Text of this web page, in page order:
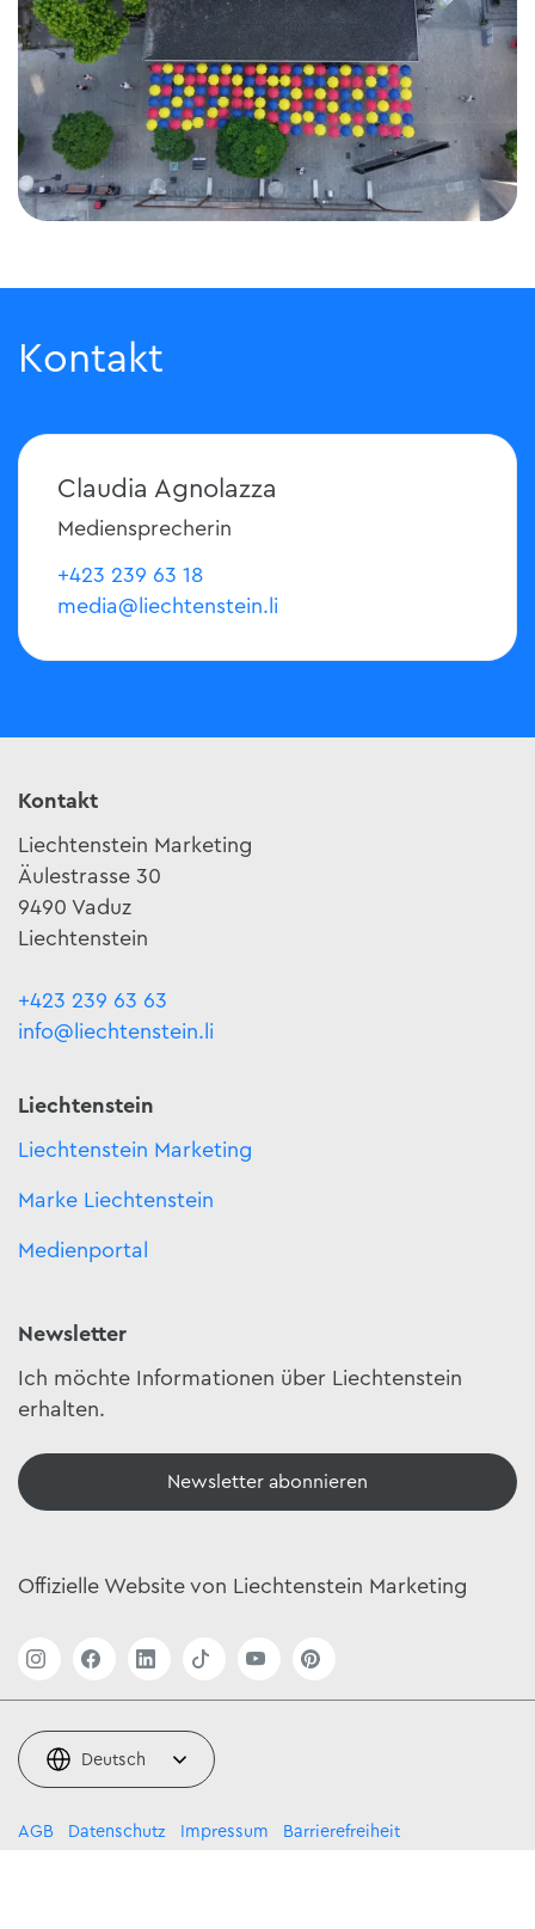
Kontakt
Mediensprecherin
Claudia Agnolazza
+423 239 63 18
media@liechtenstein.li
Kontakt
Liechtenstein Marketing
Äulestrasse 30
9490 Vaduz
Liechtenstein
+423 239 63 63
info@liechtenstein.li
Liechtenstein
Liechtenstein Marketing
Marke Liechtenstein
Medienportal
Newsletter
Ich möchte Informationen über Liechtenstein
erhalten.
Newsletter abonnieren
Offizielle Website von Liechtenstein Marketing
AGB Datenschutz Impressum Barrierefreiheit
Deutsch